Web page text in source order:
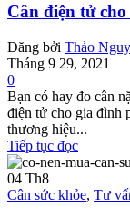
Cân điện tử
Đăng bởi Thảo
Tháng 9 29, 2021
0
Bạn có hay đo cân
điện tử cho gia đình
thương hiệu...
Tiếp tục đọc
04 Th8
Cân sức khỏe, Tư